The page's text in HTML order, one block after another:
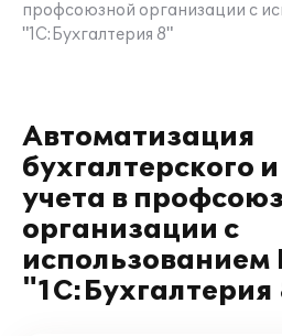
профсоюзной организации с
"1С:Бухгалтерия 8"
Автоматизация
бухгалтерского
учета в
организации с
"1С:Бухгалтерия